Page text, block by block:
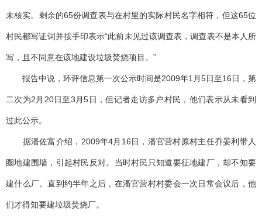
未核实。剩余的65份调查表与在村里的实际村民名字相符，但这65位
村民都写证词并按手印表示“此前未见过该调查表，调查表不是本人所
写，且不同意在该地建设垃圾焚烧项目。”
报告中说，环评信息第一次公示时间是2009年1月5日至16日，第
二次为2月20日至3月5日，但记者走访多户村民，他们表示从未看到
过此公示。
据潘佐富介绍，2009年4月16日，潘官营村原村主任乔晏利带人
圈地建围墙，引起村民反对。当时村民只知道要征地建厂，却不知要
建什么厂。直到约半年之后，在潘官营村村委会一次日常会议后，他
们才得知要建垃圾焚烧厂。